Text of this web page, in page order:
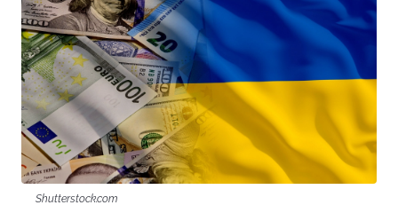
Shutterstock.com